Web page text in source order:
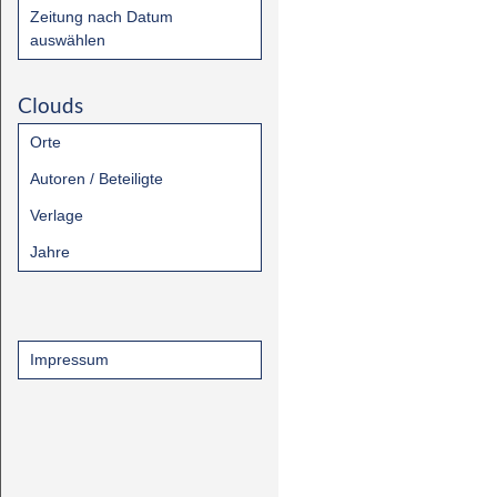
Zeitung nach Datum
auswählen
Clouds
Orte
Autoren / Beteiligte
Verlage
Jahre
Impressum